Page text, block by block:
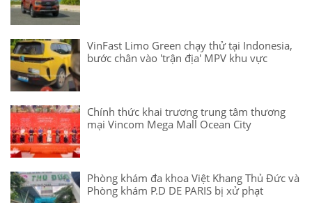
VinFast Limo Green chạy thử tại Indonesia,
bước chân vào 'trận địa' MPV khu vực
Chính thức khai trương trung tâm thương
mại Vincom Mega Mall Ocean City
Phòng khám đa khoa Việt Khang Thủ Đức và
Phòng khám P.D DE PARIS bị xử phạt